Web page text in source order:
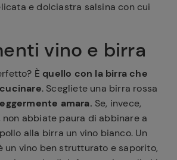
e dolciastra salsina con cui
vino e birra
È quello con la birra che
. Scegliete una birra rossa
amara. Se, invece,
abbiate paura di abbinare a
alla birra un vino bianco. Un
un vino ben strutturato e saporito,